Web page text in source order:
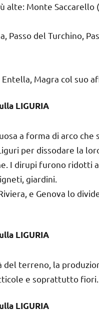
alte: Monte
Passo del Turchino,
Magra col suo
LIGURIA
a forma di arco
per dissodare la
I dirupi furono ridotti
giardini.
e Genova lo
LIGURIA
terreno, la
e soprattutto fiori.
LIGURIA